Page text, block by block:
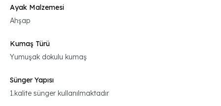
Ayak Malzemesi
Ahşap
Kumaş Türü
Yumuşak dokulu kumaş
Sünger Yapısı
1.kalite sünger kullanılmaktadır